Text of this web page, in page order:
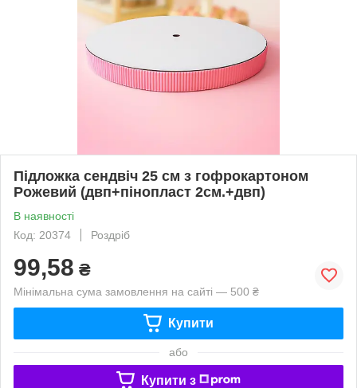
Підложка сендвіч 25 см з гофрокартоном
Рожевий (двп+пінопласт 2см.+двп)
В наявності
Код: 20374
Роздріб
99,58 ₴
Мінімальна сума замовлення на сайті — 500 ₴
Купити
або
Купити з